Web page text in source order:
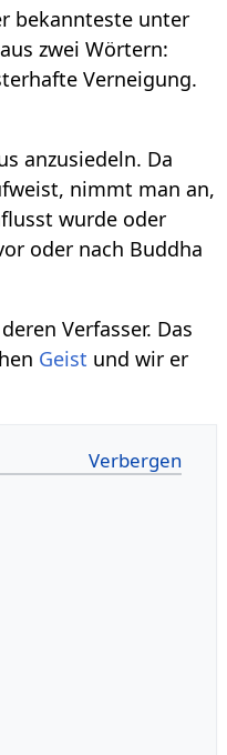
bekannteste unter
zwei Wörtern:
Verneigung.
anzusiedeln. Da
nimmt man an,
wurde oder
oder nach Buddha
Verfasser. Das
Geist und wir er